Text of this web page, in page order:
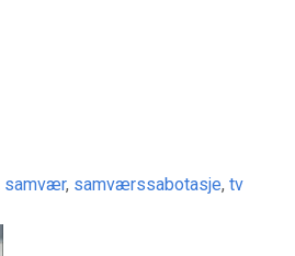
samvær, samværssabotasje, tv